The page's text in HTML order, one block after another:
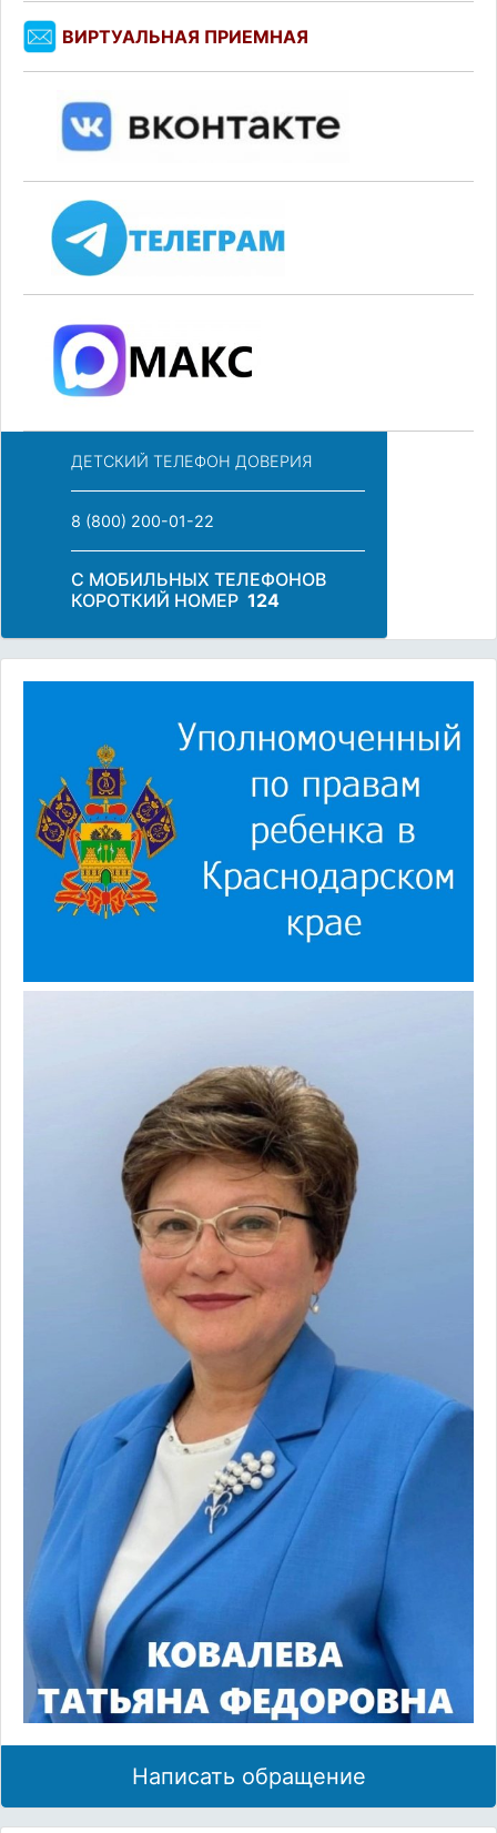
ВИРТУАЛЬНАЯ ПРИЕМНАЯ
ДЕТСКИЙ ТЕЛЕФОН ДОВЕРИЯ
8 (800) 200-01-22
С МОБИЛЬНЫХ ТЕЛЕФОНОВ
КОРОТКИЙ НОМЕР124
Написать обращение